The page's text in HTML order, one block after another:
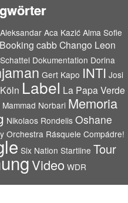
Aleksandar Aca Kazić Alma Sofie
Booking cabbChango Leon
Dokumentation Dorina
Gert Kapo INTI Josi
Köln Label La Papa Verde
Mammad Norbari Memoria
Nikolaos Rondelis Oshane
Orchestra Rásquele Compádre!
Six Nation Startline Tour
Video WDR